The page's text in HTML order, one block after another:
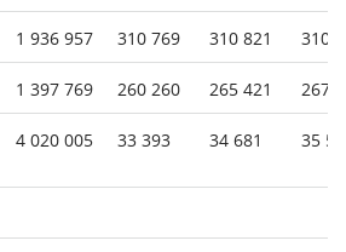
1 936 957 310 769 310 821 310
1 397 769 260 260 265 421 267
4 020 005 33 393 34 681 35